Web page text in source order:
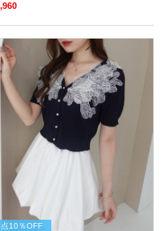
10％OFF